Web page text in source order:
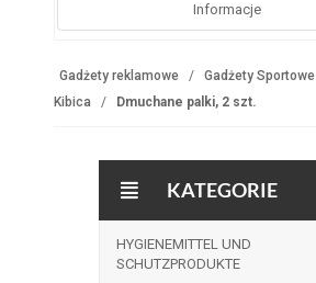
Informacje
Gadżety reklamowe Gadżety Sportowe
Kibica
Dmuchane palki, 2 szt.
KATEGORIE
HYGIENEMITTEL UND
SCHUTZPRODUKTE